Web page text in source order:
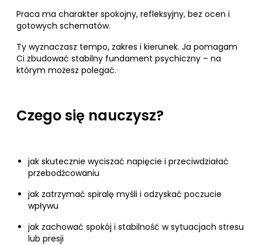
Praca ma charakter spokojny, refleksyjny, bez ocen i
gotowych schematów.
Ty wyznaczasz tempo, zakres i kierunek. Ja pomagam
Ci zbudować stabilny fundament psychiczny – na
którym możesz polegać.
Czego się nauczysz?
jak skutecznie wyciszać napięcie i przeciwdziałać
przebodźcowaniu
jak zatrzymać spiralę myśli i odzyskać poczucie
wpływu
jak zachować spokój i stabilność w sytuacjach stresu
lub presji